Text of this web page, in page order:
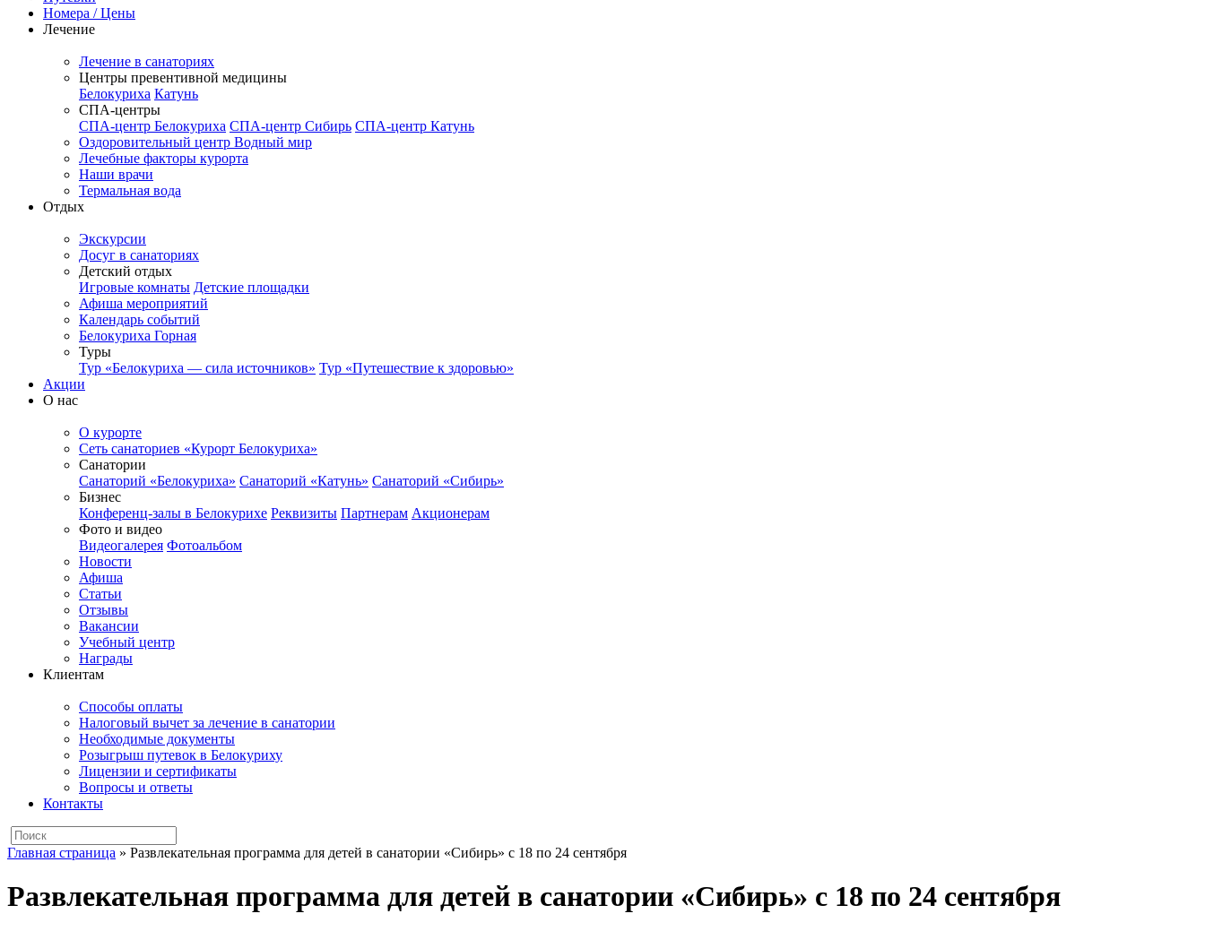
Номера / Цены
Лечение
Лечение в санаториях
Центры превентивной медицины
Белокуриха Катунь
СПА-центры
СПА-центр Белокуриха СПА-центр Сибирь СПА-центр Катунь
Оздоровительный центр Водный мир
Лечебные факторы курорта
Наши врачи
Термальная вода
Отдых
Экскурсии
Досуг в санаториях
Детский отдых
Игровые комнаты Детские площадки
Афиша мероприятий
Календарь событий
Белокуриха Горная
Туры
Тур «Белокуриха — сила источников» Тур «Путешествие к здоровью»
Акции
О нас
О курорте
Сеть санаториев «Курорт Белокуриха»
Санатории
Санаторий «Белокуриха» Санаторий «Катунь» Санаторий «Сибирь»
Бизнес
Конференц-залы в Белокурихе Реквизиты Партнерам Акционерам
Фото и видео
Видеогалерея Фотоальбом
Новости
Афиша
Статьи
Отзывы
Вакансии
Учебный центр
Награды
Клиентам
Способы оплаты
Налоговый вычет за лечение в санатории
Необходимые документы
Розыгрыш путевок в Белокуриху
Лицензии и сертификаты
Вопросы и ответы
Контакты
Главная страница » Развлекательная программа для детей в санатории «Сибирь» с 18 по 24 сентября
Развлекательная программа для детей в санатории «Сибирь» с 18 по 24 сентября